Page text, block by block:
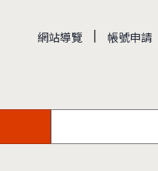
網站導覽 | 帳號申請